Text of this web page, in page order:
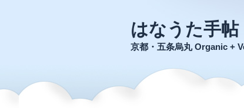
はなうた手帖
京都・五条烏丸 Organic +